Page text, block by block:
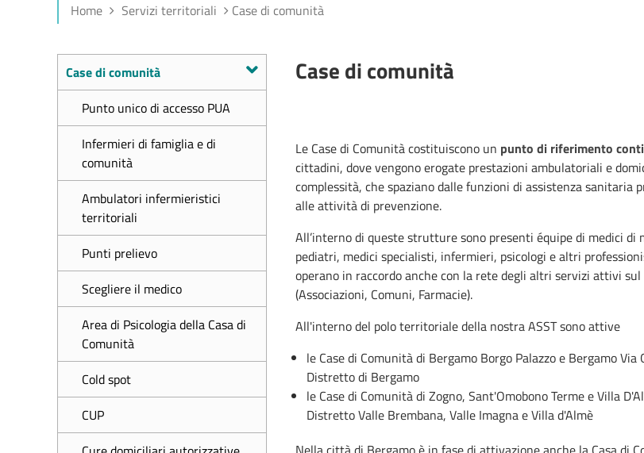
Home Servizi territoriali Case di comunità
Case di comunità
Le Case di Comunità costituiscono un punto di riferimento
cittadini, dove vengono erogate prestazioni ambulatoriali e
complessità, che spaziano dalle funzioni di assistenza sanitaria
alle attività di prevenzione.
All’interno di queste strutture sono presenti équipe di medici di
pediatri, medici specialisti, infermieri, psicologi e altri
operano in raccordo anche con la rete degli altri servizi attivi
(Associazioni, Comuni, Farmacie).
All'interno del polo territoriale della nostra ASST sono attive
le Case di Comunità di Bergamo Borgo Palazzo e Bergamo
Distretto di Bergamo
le Case di Comunità di Zogno, Sant'Omobono Terme e Villa
Distretto Valle Brembana, Valle Imagna e Villa d'Almè
Case di comunità
Punto unico di accesso PUA
Infermieri di famiglia e di
comunità
Ambulatori infermieristici
territoriali
Punti prelievo
Scegliere il medico
Area di Psicologia della Casa di
Comunità
Cold spot
CUP